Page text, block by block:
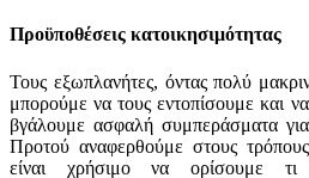
Προϋποθέσεις κατοικησιμότητας
Τους εξωπλανήτες, όντας πολύ
μπορούμε να τους εντοπίσουμε και
βγάλουμε ασφαλή συμπεράσματα για
Προτού αναφερθούμε στους
είναι χρήσιμο να ορίσουμε